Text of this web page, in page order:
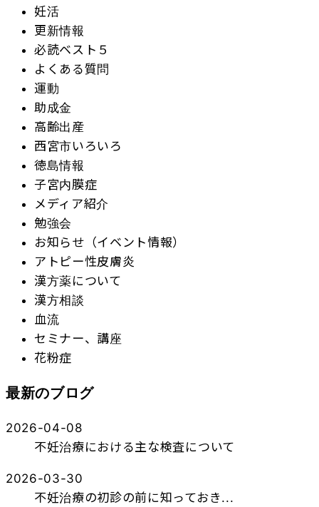
妊活
更新情報
必読ベスト５
よくある質問
運動
助成金
高齢出産
西宮市いろいろ
徳島情報
子宮内膜症
メディア紹介
勉強会
お知らせ（イベント情報）
アトピー性皮膚炎
漢方薬について
漢方相談
血流
セミナー、講座
花粉症
最新のブログ
2026-04-08
不妊治療における主な検査について
2026-03-30
不妊治療の初診の前に知っておき...